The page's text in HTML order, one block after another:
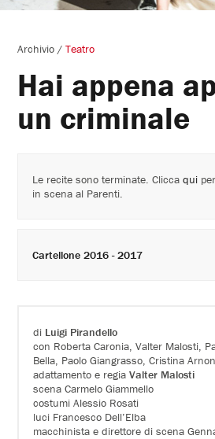
Archivio /Teatro
Hai appena
un criminale
di Luigi Pirandello
con Roberta Caronia, Valter Malosti,
Bella, Paolo Giangrasso, Cristina
adattamento e regiaValter Malosti
scena Carmelo Giammello
costumi Alessio Rosati
luci Francesco Dell’Elba
macchinista e direttore di scena
Le recite sono terminate. Cliccaqui
in scena al Parenti.
Cartellone 2016 - 2017